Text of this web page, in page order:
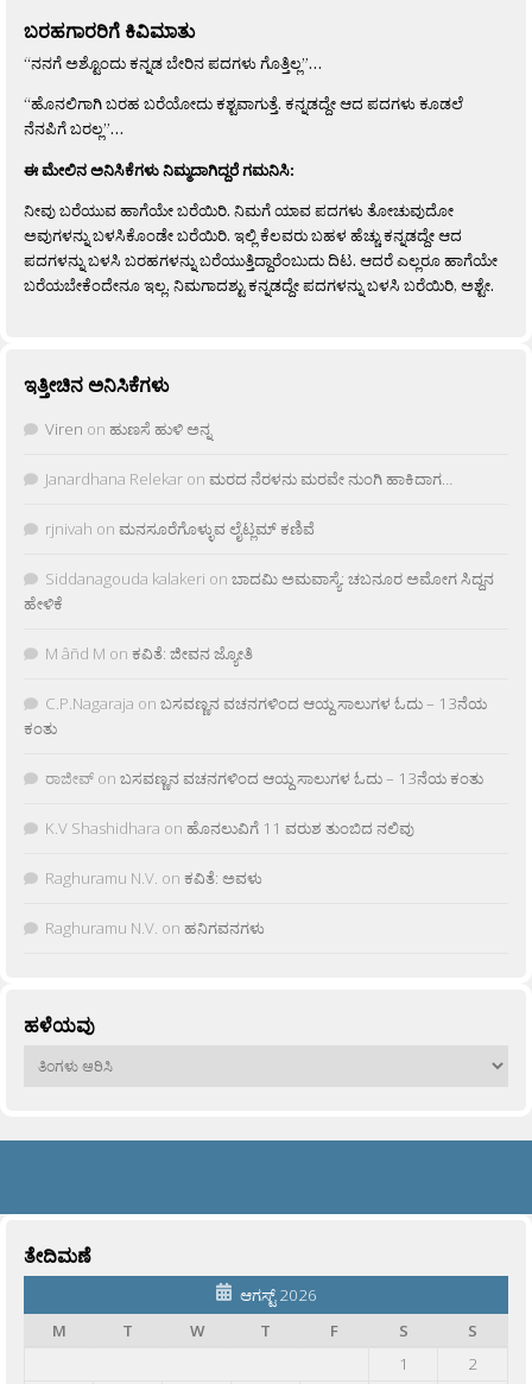
ಬರಹಗಾರರಿಗೆ ಕಿವಿಮಾತು
“ನನಗೆ ಅಶ್ಟೊಂದು ಕನ್ನಡ ಬೇರಿನ ಪದಗಳು ಗೊತ್ತಿಲ್ಲ”…
“ಹೊನಲಿಗಾಗಿ ಬರಹ ಬರೆಯೋದು ಕಶ್ಟವಾಗುತ್ತೆ. ಕನ್ನಡದ್ದೇ ಆದ ಪದಗಳು ಕೂಡಲೆ
ನೆನಪಿಗೆ ಬರಲ್ಲ”…
ಈ ಮೇಲಿನ ಅನಿಸಿಕೆಗಳು ನಿಮ್ಮದಾಗಿದ್ದರೆ ಗಮನಿಸಿ:
ನೀವು ಬರೆಯುವ ಹಾಗೆಯೇ ಬರೆಯಿರಿ. ನಿಮಗೆ ಯಾವ ಪದಗಳು ತೋಚುವುದೋ
ಅವುಗಳನ್ನು ಬಳಸಿಕೊಂಡೇ ಬರೆಯಿರಿ. ಇಲ್ಲಿ ಕೆಲವರು ಬಹಳ ಹೆಚ್ಚು ಕನ್ನಡದ್ದೇ ಆದ
ಪದಗಳನ್ನು ಬಳಸಿ ಬರಹಗಳನ್ನು ಬರೆಯುತ್ತಿದ್ದಾರೆಂಬುದು ದಿಟ. ಆದರೆ ಎಲ್ಲರೂ ಹಾಗೆಯೇ
ಬರೆಯಬೇಕೆಂದೇನೂ ಇಲ್ಲ. ನಿಮಗಾದಶ್ಟು ಕನ್ನಡದ್ದೇ ಪದಗಳನ್ನು ಬಳಸಿ ಬರೆಯಿರಿ, ಅಶ್ಟೇ.
ಇತ್ತೀಚಿನ ಅನಿಸಿಕೆಗಳು
Viren on ಹುಣಸೆ ಹುಳಿ ಅನ್ನ
Janardhana Relekar on ಮರದ ನೆರಳನು ಮರವೇ ನುಂಗಿ ಹಾಕಿದಾಗ…
rjnivah on ಮನಸೂರೆಗೊಳ್ಳುವ ಲೈಟ್ಲಮ್ ಕಣಿವೆ
Siddanagouda kalakeri on ಬಾದಮಿ ಅಮವಾಸ್ಯೆ: ಚಬನೂರ ಅಮೋಗ ಸಿದ್ದನ
ಹೇಳಿಕೆ
M âñd M on ಕವಿತೆ: ಜೀವನ ಜ್ಯೋತಿ
C.P.Nagaraja on ಬಸವಣ್ಣನ ವಚನಗಳಿಂದ ಆಯ್ದ ಸಾಲುಗಳ ಓದು – 13ನೆಯ
ಕಂತು
ರಾಜೀವ್ on ಬಸವಣ್ಣನ ವಚನಗಳಿಂದ ಆಯ್ದ ಸಾಲುಗಳ ಓದು – 13ನೆಯ ಕಂತು
K.V Shashidhara on ಹೊನಲುವಿಗೆ 11 ವರುಶ ತುಂಬಿದ ನಲಿವು
Raghuramu N.V. on ಕವಿತೆ: ಅವಳು
Raghuramu N.V. on ಹನಿಗವನಗಳು
ಹಳೆಯವು
ಹಳೆಯವು
ತೇದಿಮಣೆ
ಆಗಸ್ಟ್ 2026
M
T W T F S
S
1
2